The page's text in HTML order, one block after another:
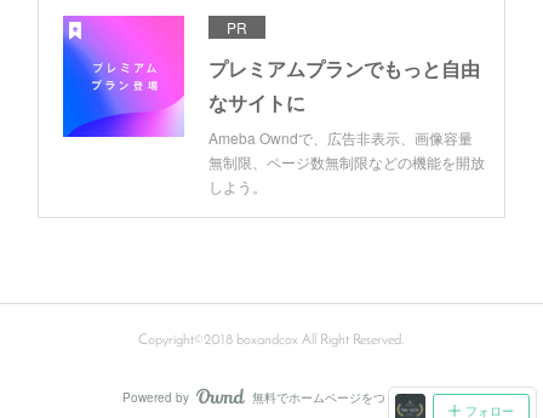
PR
プレミアムプランでもっと自由
なサイトに
Ameba Owndで、広告非表示、画像容量
無制限、ページ数無制限などの機能を開放
しよう。
フォロー
Copyright©2018 boxandcox All Right Reserved.
Powered by AmebaOwnd
無料でホームページをつくろう